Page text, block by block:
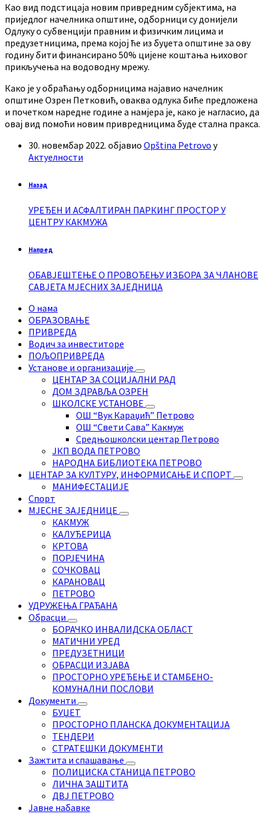
Као вид подстицаја новим привредним субјектима, на
приједлог начелника општине, одборници су донијели
Одлуку о субвенцији правним и физичким лицима и
предузетницима, према којој ће из буџета општине за ову
годину бити финансирано 50% цијене коштања њиховог
прикључења на водоводну мрежу.
Како је у обраћању одборницима најавио начелник
општине Озрен Петковић, оваква одлука биће предложена
и почетком наредне године а намјера је, како је нагласио, да
овај вид помоћи новим привредницима буде стална пракса.
30. новембар 2022. објавио Opština Petrovo у
Актуелности
Назад
УРЕЂЕН И АСФАЛТИРАН ПАРКИНГ ПРОСТОР У
ЦЕНТРУ КАКМУЖА
Напред
ОБАВЈЕШТЕЊЕ О ПРОВОЂЕЊУ ИЗБОРА ЗА ЧЛАНОВЕ
САВЈЕТА МЈЕСНИХ ЗАЈЕДНИЦА
О нама
ОБРАЗОВАЊЕ
ПРИВРЕДА
Водич за инвеститоре
ПОЉОПРИВРЕДА
Установе и организације
ЦЕНТАР ЗА СОЦИЈАЛНИ РАД
ДОМ ЗДРАВЉА ОЗРЕН
ШКОЛСКЕ УСТАНОВЕ
ОШ “Вук Караџић” Петрово
ОШ “Свети Сава” Какмуж
Средњошколски центар Петрово
ЈКП ВОДА ПЕТРОВО
НАРОДНА БИБЛИОТЕКА ПЕТРОВО
ЦЕНТАР ЗА КУЛТУРУ, ИНФОРМИСАЊЕ И СПОРТ
МАНИФЕСТАЦИЈЕ
Спорт
МЈЕСНЕ ЗАЈЕДНИЦЕ
КАКМУЖ
КАЛУЂЕРИЦА
КРТОВА
ПОРЈЕЧИНА
СОЧКОВАЦ
КАРАНОВАЦ
ПЕТРОВО
УДРУЖЕЊА ГРАЂАНА
Обрасци
БОРАЧКО ИНВАЛИДСКА ОБЛАСТ
МАТИЧНИ УРЕД
ПРЕДУЗЕТНИЦИ
ОБРАСЦИ ИЗЈАВА
ПРОСТОРНО УРЕЂЕЊЕ И СТАМБЕНО-
КОМУНАЛНИ ПОСЛОВИ
Документи
БУЏЕТ
ПРОСТОРНО ПЛАНСКА ДОКУМЕНТАЦИЈА
ТЕНДЕРИ
СТРАТЕШКИ ДОКУМЕНТИ
Зажтита и спашавање
ПОЛИЦИСКА СТАНИЦА ПЕТРОВО
ЛИЧНА ЗАШТИТА
ДВЈ ПЕТРОВО
Јавне набавке